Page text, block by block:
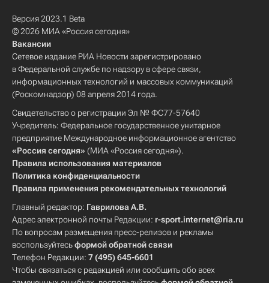
Версия 2023.1 Beta
© 2026 МИА «Россия сегодня»
Вакансии
Сетевое издание РИА Новости зарегистрировано
в Федеральной службе по надзору в сфере связи,
информационных технологий и массовых коммуникаций
(Роскомнадзор) 08 апреля 2014 года.
Свидетельство о регистрации Эл № ФС77-57640
Учредитель: Федеральное государственное унитарное
предприятие Международное информационное агентство
«Россия сегодня» (МИА «Россия сегодня»).
Правила использования материалов
Политика конфиденциальности
Правила применения рекомендательных технологий
Главный редактор: Гаврилова А.В.
Адрес электронной почты Редакции: r-sport.internet@ria.ru
По вопросам размещения пресс-релизов и рекламы
воспользуйтесьформой обратной связи
Телефон Редакции: 7 (495) 645-6601
Чтобы связаться с редакцией или сообщить обо всех